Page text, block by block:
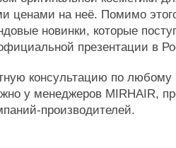
ценами на неё. Помимо
новинки, которые
презентации в
консультацию по любому
у менеджеров MIRHAIR,
производителей.